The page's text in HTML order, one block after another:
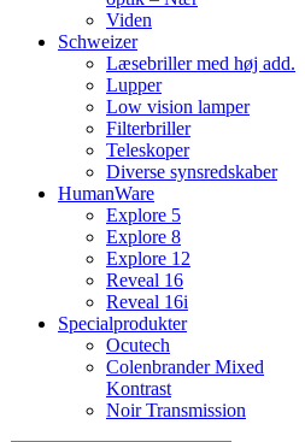
Viden
Schweizer
Læsebriller med høj add.
Lupper
Low vision lamper
Filterbriller
Teleskoper
Diverse synsredskaber
HumanWare
Explore 5
Explore 8
Explore 12
Reveal 16
Reveal 16i
Specialprodukter
Ocutech
Colenbrander Mixed
Kontrast
Noir Transmission